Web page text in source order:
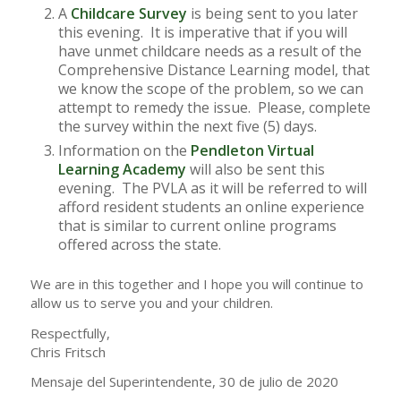
A Childcare Survey is being sent to you later
this evening. It is imperative that if you will
have unmet childcare needs as a result of the
Comprehensive Distance Learning model, that
we know the scope of the problem, so we can
attempt to remedy the issue. Please, complete
the survey within the next five (5) days.
Information on the Pendleton Virtual
Learning Academy will also be sent this
evening. The PVLA as it will be referred to will
afford resident students an online experience
that is similar to current online programs
offered across the state.
We are in this together and I hope you will continue to
allow us to serve you and your children.
Respectfully,
Chris Fritsch
Mensaje del Superintendente, 30 de julio de 2020